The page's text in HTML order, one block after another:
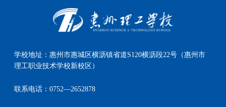
学校地址：惠州市惠城区横沥镇省道S120横沥段22号（惠州市
理工职业技术学校新校区）
联系电话：0752—2652878